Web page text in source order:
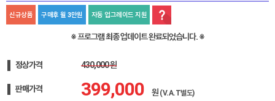
신규상품 구매후 월 3만원 자동 업그레이드 지원
※ 프로그램 최종 업데이트 완료되었습니다. ※
정상가격 430,000 원
판매가격 399,000 원 (V.A.T별도)